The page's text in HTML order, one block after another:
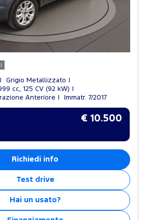
Grigio Metallizzato
cc, 125 CV (92 kW)
Anteriore
Immatr. 7/2017
€ 10.500
Richiedi info
Test drive
Hai un usato?